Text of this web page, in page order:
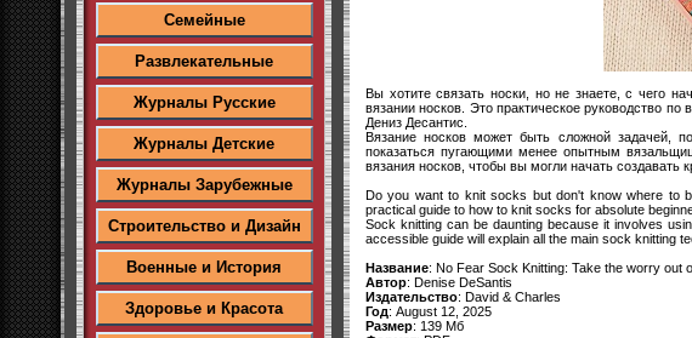
Семейные
Развлекательные
Журналы Русские
Журналы Детские
Журналы Зарубежные
Строительство и Дизайн
Военные и История
Здоровье и Красота
Вы хотите связать носки, но не знаете, с чего
вязании носков. Это практическое руководство
Дениз Десантис.
Вязание носков может быть сложной задачей,
показаться пугающими менее опытным
вязания носков, чтобы вы могли начать создавать
Do you want to knit socks but don't know where to
practical guide to how to knit socks for absolute
Sock knitting can be daunting because it involves
accessible guide will explain all the main sock knitting
Название: No Fear Sock Knitting: Take the worry out
Автор: Denise DeSantis
Издательство: David & Charles
Год: August 12, 2025
Размер: 139 Мб